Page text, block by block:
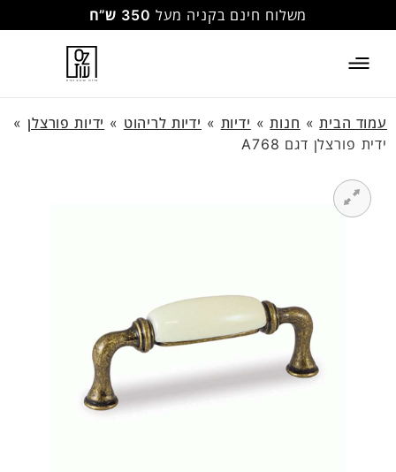
משלוח חינם בקניה מעל 350 ש”ח
עמוד הבית» חנות» ידיות » ידיות לריהוט » ידיות פורצלן»
ידית פורצלן דגם A768